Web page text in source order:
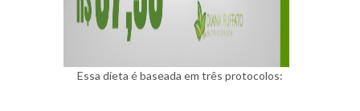
Essa dieta é baseada em três protocolos: